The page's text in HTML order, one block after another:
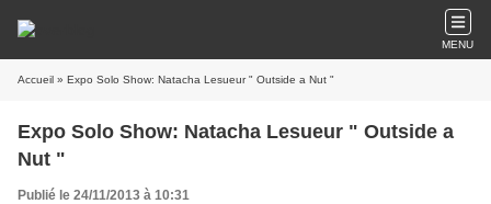
MENU
Accueil » Expo Solo Show: Natacha Lesueur " Outside a Nut "
Expo Solo Show: Natacha Lesueur " Outside a
Nut "
Publié le 24/11/2013 à 10:31